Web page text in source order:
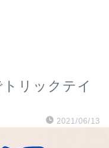
リックテイ
2021/06/13